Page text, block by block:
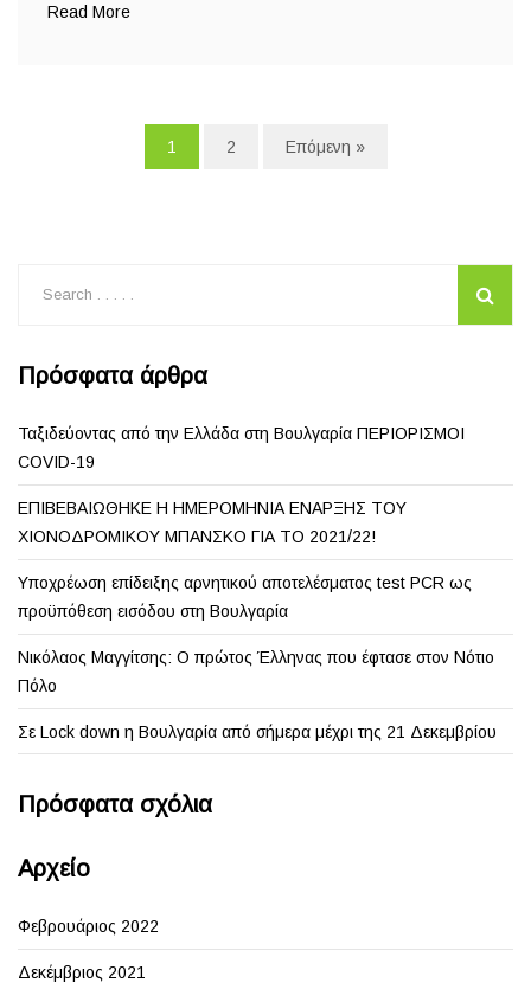
Read More
1 2 Επόμενη »
Πρόσφατα άρθρα
Ταξιδεύοντας από την Ελλάδα στη Βουλγαρία ΠΕΡΙΟΡΙΣΜΟΙ
COVID-19
ΕΠΙΒΕΒΑΙΩΘΗΚΕ Η ΗΜΕΡΟΜΗΝΙΑ ΕΝΑΡΞΗΣ ΤΟΥ
ΧΙΟΝΟΔΡΟΜΙΚΟΥ ΜΠΑΝΣΚΟ ΓΙΑ ΤΟ 2021/22!
Υποχρέωση επίδειξης αρνητικού αποτελέσματος test PCR ως
προϋπόθεση εισόδου στη Βουλγαρία
Νικόλαος Μαγγίτσης: Ο πρώτος Έλληνας που έφτασε στον Νότιο
Πόλο
Σε Lock down η Βουλγαρία από σήμερα μέχρι της 21 Δεκεμβρίου
Πρόσφατα σχόλια
Αρχείο
Φεβρουάριος 2022
Δεκέμβριος 2021